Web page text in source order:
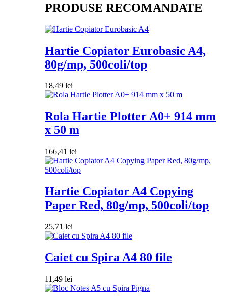
PRODUSE RECOMANDATE
Hartie Copiator Eurobasic A4,
80g/mp, 500coli/top
18,49 lei
Rola Hartie Plotter A0+ 914 mm
x 50 m
166,41 lei
Hartie Copiator A4 Copying
Paper Red, 80g/mp, 500coli/top
25,71 lei
Caiet cu Spira A4 80 file
11,49 lei